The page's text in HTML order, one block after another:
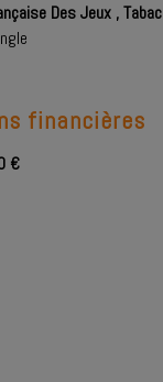
Des Jeux ,Tabac
financières
€